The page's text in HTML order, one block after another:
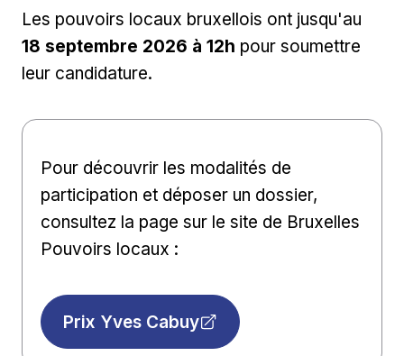
Les pouvoirs locaux bruxellois ont jusqu'au
18 septembre 2026 à 12h pour soumettre
leur candidature.
Pour découvrir les modalités de
participation et déposer un dossier,
consultez la page sur le site de Bruxelles
Pouvoirs locaux :
Prix Yves Cabuy